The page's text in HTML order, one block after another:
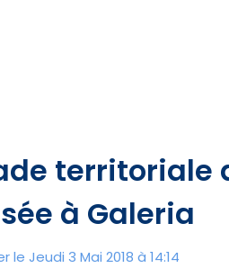
territoriale
à Galeria
Jeudi 3 Mai 2018 à 14:14